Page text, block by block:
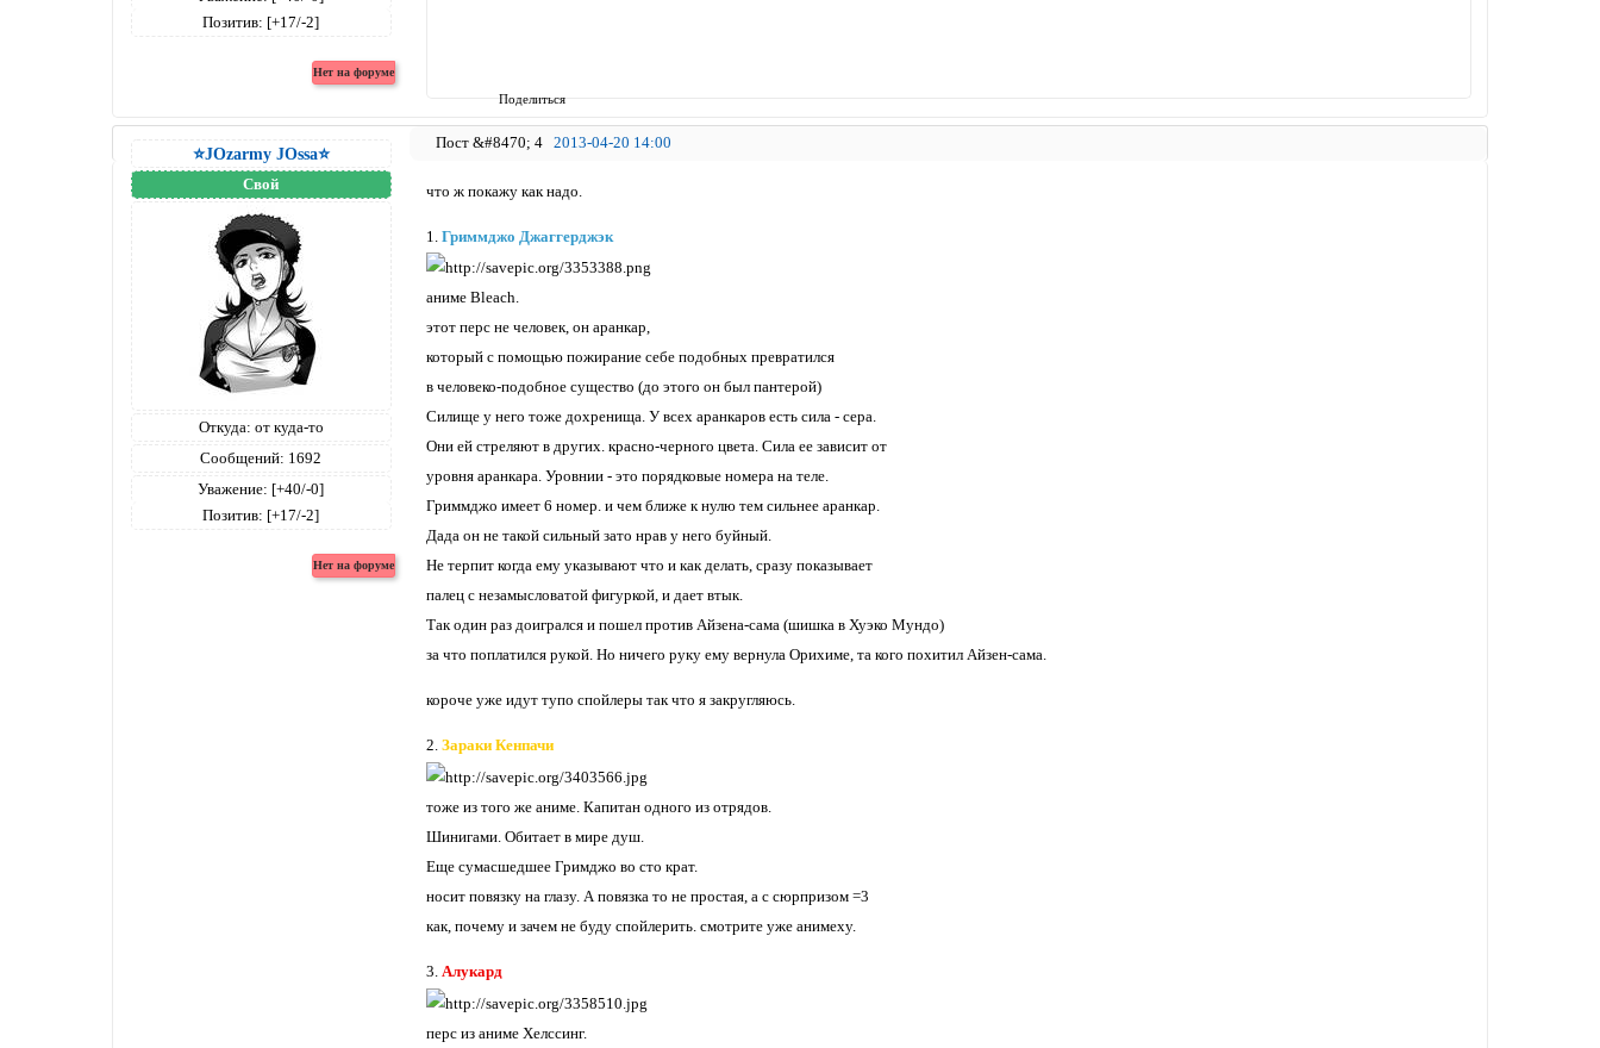
Поделиться
Позитив: [+17/-2]
4 2013-04-20 14:00
⭐JOzarmy JOssa⭐
Свой
Откуда: от куда-то
Сообщений: 1692
Уважение: [+40/-0]
Позитив: [+17/-2]
что ж покажу как надо.
1. Гриммджо Джаггерджэк
аниме Bleach.
этот перс не человек, он аранкар,
который с помощью пожирание себе подобных превратился
в человеко-подобное существо (до этого он был пантерой)
Силище у него тоже дохренища. У всех аранкаров есть сила - сера.
Они ей стреляют в других. красно-черного цвета. Сила ее зависит от
уровня аранкара. Уровнии - это порядковые номера на теле.
Гриммджо имеет 6 номер. и чем ближе к нулю тем сильнее аранкар.
Дада он не такой сильный зато нрав у него буйный.
Не терпит когда ему указывают что и как делать, сразу показывает
палец с незамысловатой фигуркой, и дает втык.
Так один раз доигрался и пошел против Айзена-сама (шишка в Хуэко Мундо)
за что поплатился рукой. Но ничего руку ему вернула Орихиме, та кого похитил Айзен-сама.
короче уже идут тупо спойлеры так что я закругляюсь.
2. Зараки Кенпачи
тоже из того же аниме. Капитан одного из отрядов.
Шинигами. Обитает в мире душ.
Еще сумасшедшее Гримджо во сто крат.
носит повязку на глазу. А повязка то не простая, а с сюрпризом =3
как, почему и зачем не буду спойлерить. смотрите уже анимеху.
3. Алукард
перс из аниме Хелссинг.